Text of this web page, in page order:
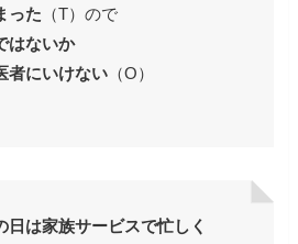
った （T）ので
はないか
者にいけない（O）
日は家族サービスで忙しく